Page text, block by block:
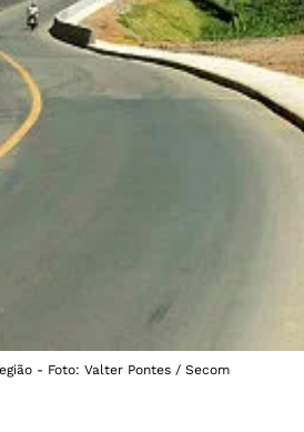
- Foto: Valter Pontes / Secom